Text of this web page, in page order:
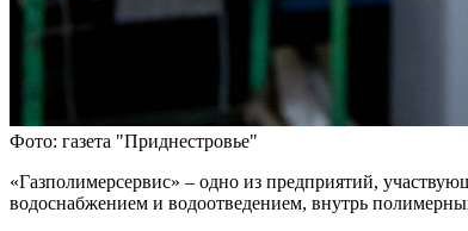
Фото: газета "Приднестровье"
«Газполимерсервис» – одно из предприятий,
водоснабжением и водоотведением, внутрь